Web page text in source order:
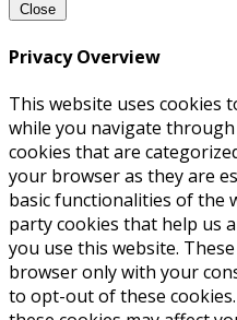
Close
Privacy Overview
This website uses cookies
while you navigate
cookies that are
your browser as they are
basic functionalities of the
party cookies that help us
you use this website.
browser only with your
to opt-out of these